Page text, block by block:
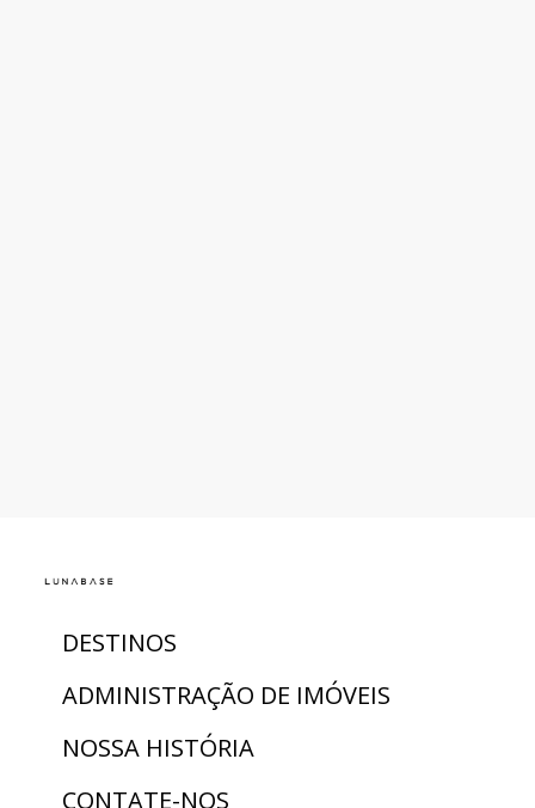
DESTINOS
ADMINISTRAÇÃO DE IMÓVEIS
NOSSA HISTÓRIA
CONTATE-NOS